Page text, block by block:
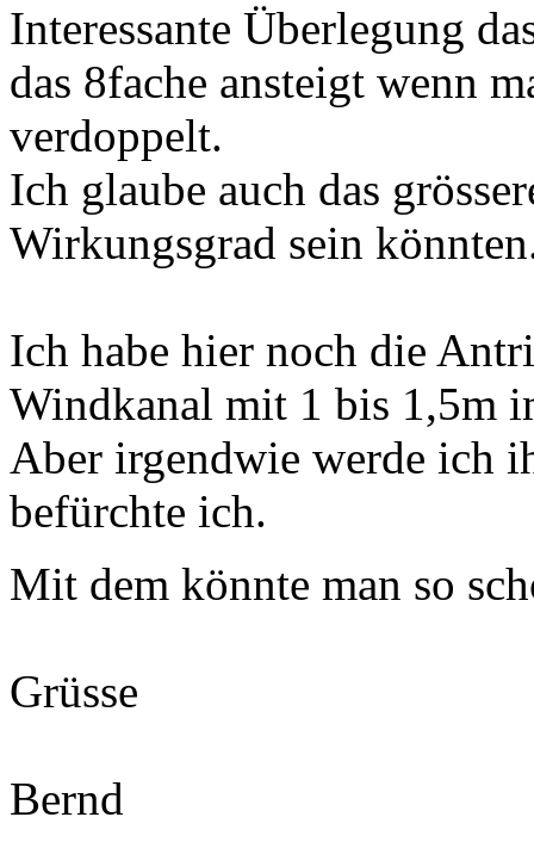
Interessante Überlegung
das 8fache ansteigt wenn
verdoppelt.
Ich glaube auch das
Wirkungsgrad sein
Ich habe hier noch die
Windkanal mit 1 bis 1,5m
Aber irgendwie werde ich
befürchte ich.
Mit dem könnte man so
Grüsse
Bernd